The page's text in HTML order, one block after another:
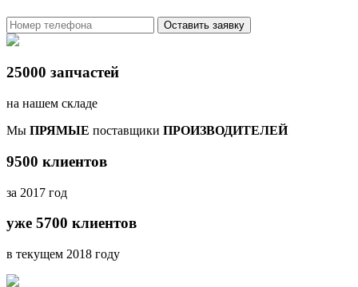
Оставить заявку
25000 запчастей
на нашем складе
Мы ПРЯМЫЕ поставщики ПРОИЗВОДИТЕЛЕЙ
9500 клиентов
за 2017 год
уже 5700 клиентов
в текущем 2018 году